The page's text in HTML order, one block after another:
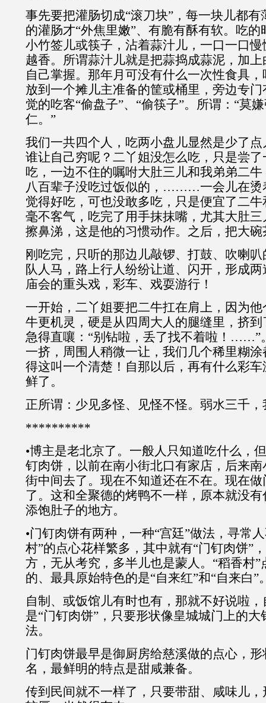
事先要把灌肠切成“滚刀块”，每一块儿都
的灌肠才“外焦里嫩”、有脆有酥有软。吃
小竹签儿或筷子，沾着蒜汁儿，一口一口
越香。所谓蒜汁儿就是把蒜捣成蒜泥，加
自己掌握。那年月可没有什么一次性食具
放到一个摊儿主准备的筐或桶里，旁边专
觉的吃客“偷盘子”、“偷筷子”。所谓：“莫
仁。”
我们一共四个人，吃两小盘儿显然是少了
谁让自己穷呢？二丫姐没怎么吃，只是尝
吃，一边不住的嘱咐大肚三儿和我弟弟二
八百辈子没吃过饭似的，………一会儿在
觉得好吃，可也没敢多吃，只是便宜了二
毫不客气，吃完了用手抹抹嘴，尤其大肚
擦鼻涕，这是他的习惯动作。之后，把大
刚吃完，只听的那边儿敲锣、打鼓、吹喇
队人马，路上行人纷纷让道、闪开，形成
庙会的重头戏，彩车、戏耍游行！
一开始，二丫姐要把二牛扛在肩上，因为
牛更机灵，硬是从四周大人的腿缝里，挤
急得直嚷：“别钻啦，丢了找不着啦！……”
一挤，周围人稍微一让，我们几个稀里糊
得这叫一个清楚！自那以后，再有什么彩
鲜了。
正所谓：少见多怪、见怪不怪。弱水三千
**********
•博主是老北京了。一般人只知道吃什么，
钉肉饼，以前在南小街北口有家店，后来
街中间去了。现在不知道还在不在。现在
了。这和全聚德的烤鸭不一样，原本就没
添饱肚子的地方。
•门钉肉饼有两种，一种“宫廷”做法，寻常
村”的点心花样繁多，其中就有“门钉肉饼”
方，无从考究，多半儿也是蒙人。“稻香村”
的、最具原始特色的是“自来红”和“自来白”
自制、或饭馆儿有时也有，那就不好说啦
是“门钉肉饼”，只要形状像皇城城门上的
法。
门钉肉饼最早是御厨房给慈溪做的点心，
名，最鲜明的特点是甜咸兼备。
传到民间就不一样了，只要带甜、咸味儿